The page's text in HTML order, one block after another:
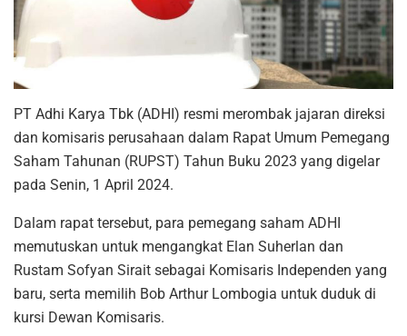
PT Adhi Karya Tbk (ADHI) resmi merombak jajaran direksi
dan komisaris perusahaan dalam Rapat Umum Pemegang
Saham Tahunan (RUPST) Tahun Buku 2023 yang digelar
pada Senin, 1 April 2024.
Dalam rapat tersebut, para pemegang saham ADHI
memutuskan untuk mengangkat Elan Suherlan dan
Rustam Sofyan Sirait sebagai Komisaris Independen yang
baru, serta memilih Bob Arthur Lombogia untuk duduk di
kursi Dewan Komisaris.